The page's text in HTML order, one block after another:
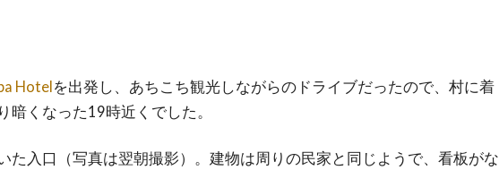
Hotel を出発し、あちこち観光しながらのドライブだったので、村に着
暗くなった19時近くでした。
た入口（写真は翌朝撮影）。建物は周りの民家と同じようで、看板がな